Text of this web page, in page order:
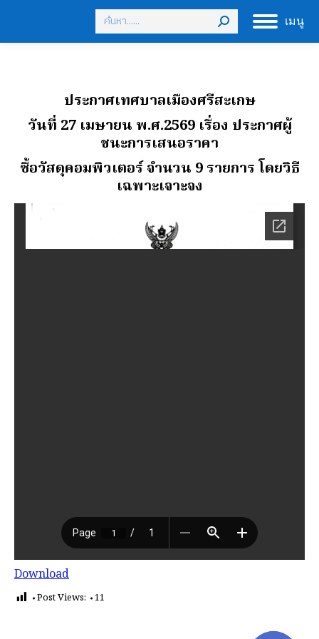
เมนู
Search:
ประกาศเทศบาลเมืองศรีสะเกษ
วันที่ 27 เมษายน พ.ศ.2569 เรื่อง ประกาศผู้
ชนะการเสนอราคา
ซื้อวัสดุคอมพิวเตอร์ จํานวน 9 รายการ โดยวิธี
เฉพาะเจาะจง
Download
Post Views: 11